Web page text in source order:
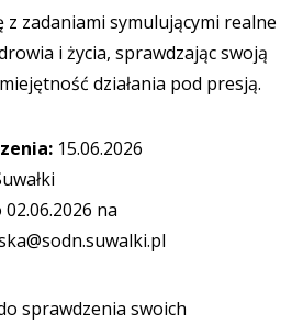
z zadaniami symulującymi realne
i życia, sprawdzając swoją
działania pod presją.
15.06.2026
02.06.2026 na
sprawdzenia swoich